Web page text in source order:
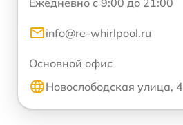
Ежедневно с 9:00 до 21:00
info@re-whirlpool.ru
Основной офис
Новослободская улица, 4